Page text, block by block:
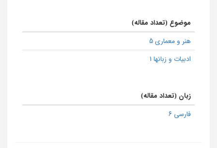
موضوع (تعداد مقاله)
هنر و معماری 5
ادبیات و زبانها 1
زبان (تعداد مقاله)
فارسی 6